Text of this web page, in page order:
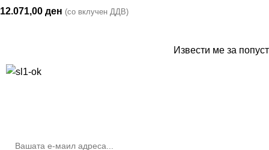
12.071,00 ден (со вклучен ДДВ)
Извести ме за попуст